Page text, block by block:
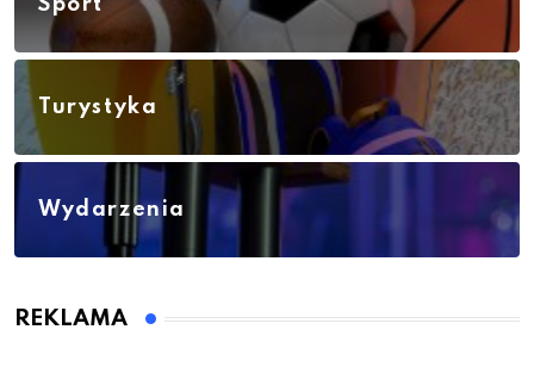
Sport
Turystyka
Wydarzenia
REKLAMA